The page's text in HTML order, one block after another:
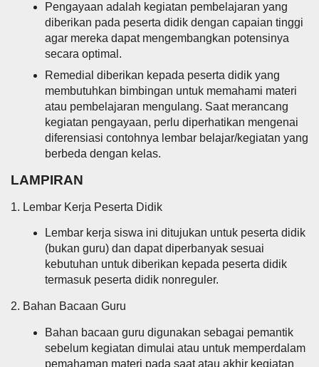
Pengayaan adalah kegiatan pembelajaran yang
diberikan pada peserta didik dengan capaian tinggi
agar mereka dapat mengembangkan potensinya
secara optimal.
Remedial diberikan kepada peserta didik yang
membutuhkan bimbingan untuk memahami materi
atau pembelajaran mengulang. Saat merancang
kegiatan pengayaan, perlu diperhatikan mengenai
diferensiasi contohnya lembar belajar/kegiatan yang
berbeda dengan kelas.
LAMPIRAN
1. Lembar Kerja Peserta Didik
Lembar kerja siswa ini ditujukan untuk peserta didik
(bukan guru) dan dapat diperbanyak sesuai
kebutuhan untuk diberikan kepada peserta didik
termasuk peserta didik nonreguler.
2. Bahan Bacaan Guru
Bahan bacaan guru digunakan sebagai pemantik
sebelum kegiatan dimulai atau untuk memperdalam
pemahaman materi pada saat atau akhir kegiatan